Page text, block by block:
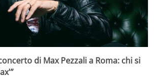
di Max Pezzali a Roma: chi si